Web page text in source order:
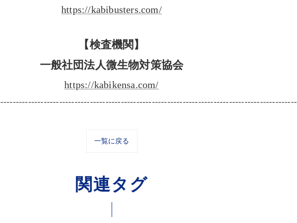
https://kabibusters.com/
【検査機関】
一般社団法人微生物対策協会
https://kabikensa.com/
一覧に戻る
関連タグ